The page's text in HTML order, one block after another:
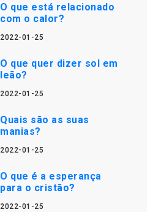
O que está relacionado
com o calor?
2022-01-25
O que quer dizer sol em
leão?
2022-01-25
Quais são as suas
manias?
2022-01-25
O que é a esperança
para o cristão?
2022-01-25